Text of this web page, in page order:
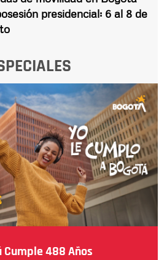
presidencial: 6 al 8 de
Cumple 488 Años